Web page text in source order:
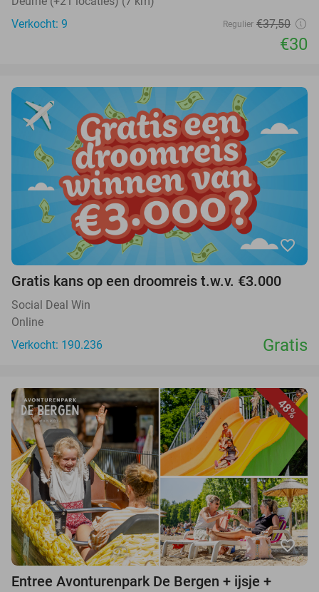
Verkocht: 9
Regulier €37,50
€30
favorite_border
Gratis kans op een droomreis t.w.v. €3.000
Social Deal Win
Online
Verkocht: 190.236
Gratis
48%
favorite_border
Entree Avonturenpark De Bergen + ijsje +